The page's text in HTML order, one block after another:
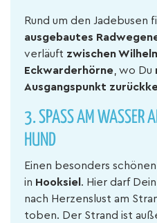
Rund um den Jadebusen
ausgebautes
verläuft zwischen
Eckwarderhörne , wo Du
Ausgangspunkt
3.SPASS AM WASSER
UND
Einen besonders
in Hooksiel . Hier darf
nach Herzenslust am
toben. Der Strand ist